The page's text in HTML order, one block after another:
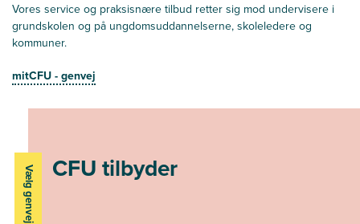
Vores service og praksisnære tilbud retter sig mod undervisere i
grundskolen og på ungdomsuddannelserne, skoleledere og
kommuner.
mitCFU - genvej
Vælg genvej CFU tilbyder